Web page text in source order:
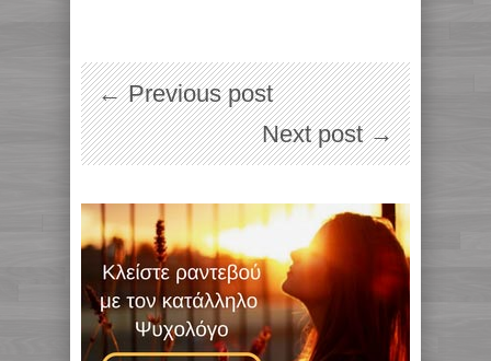
← Previous post
Next post →